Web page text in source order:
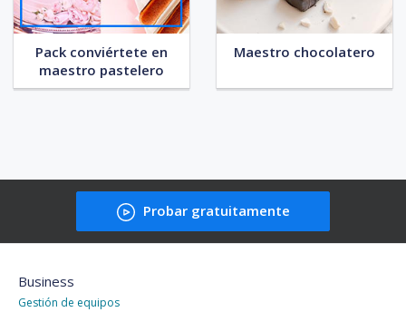
Pack conviértete en
maestro pastelero
Maestro chocolatero
Probar gratuitamente
Business
Gestión de equipos